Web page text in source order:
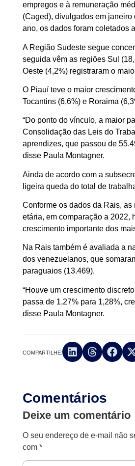
empregos e à remuneração
(Caged), divulgados em
ano, os dados foram coletados
A Região Sudeste segue
seguida vêm as regiões Sul
Oeste (4,2%) registraram o
O Piauí teve o maior
Tocantins (6,6%) e Roraima
“Do ponto do vínculo, a maior
Consolidação das Leis do
aprendizes, que passou de
disse Paula Montagner.
Ainda de acordo com a
ligeira queda do total de
Conforme os dados da Rais,
etária, em comparação a 2022,
crescimento importante dos
Na Rais também é avaliada a
dos venezuelanos, que
paraguaios (13.469).
“Houve um crescimento
passa de 1,27% para 1,28%,
disse Paula Montagner.
COMPARTILHE:
Comentários
Deixe um comentário
O seu endereço de e-mail não
com*